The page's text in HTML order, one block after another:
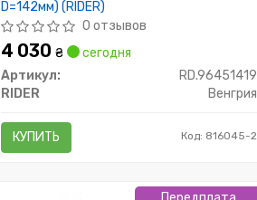
D=142мм) (RIDER)
0 отзывов
4 030 ₴
сегодня
Артикул:
RD.96451419
RIDER
Венгрия
КУПИТЬ Код: 816045-2